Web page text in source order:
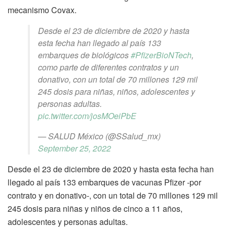
mecanismo Covax.
Desde el 23 de diciembre de 2020 y hasta
esta fecha han llegado al país 133
embarques de biológicos#PfizerBioNTech,
como parte de diferentes contratos y un
donativo, con un total de 70 millones 129 mil
245 dosis para niñas, niños, adolescentes y
personas adultas.
pic.twitter.com/josMOeiPbE
— SALUD México (@SSalud_mx)
September 25, 2022
Desde el 23 de diciembre de 2020 y hasta esta fecha han
llegado al país 133 embarques de vacunas Pfizer -por
contrato y en donativo-, con un total de 70 millones 129 mil
245 dosis para niñas y niños de cinco a 11 años,
adolescentes y personas adultas.